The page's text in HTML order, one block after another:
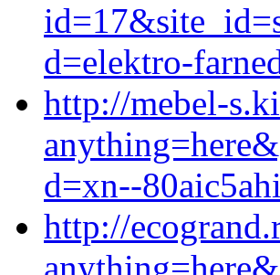
d=elektro-
http://mebel-
d=xn--
http://